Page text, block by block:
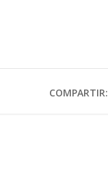
COMPARTIR: